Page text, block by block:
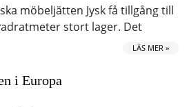
möbeljätten Jysk få tillgång till
stort lager. Det
LÄS MER »
i Europa